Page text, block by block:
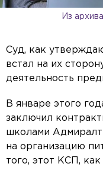
Из
Суд, как
встал на их
деятельность
В январе этого
заключил
школами
на организацию
того, этот КСП,